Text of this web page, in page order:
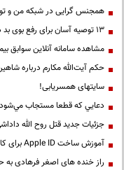
همجنس گرایی در شبکه من و تو
13 توصیه آسان برای رفع بوی بد دهان
مشاهده سامانه آنلاين سوابق
حكم آيت‌الله مكارم درباره
سایتهای همسریابی!
دعايي كه قطعا مستجاب مي‌شود
جزئیات جدید قتل روح الله
آموزش ساخت Apple ID برای کاربران ایرانی
راز خنده های اصغر فرهادی